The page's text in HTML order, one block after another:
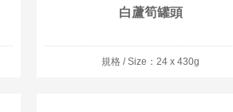
白蘆筍罐頭
規格 / Size：24 x 430g